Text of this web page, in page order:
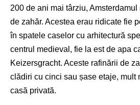
200 de ani mai târziu,
de zahăr. Acestea erau ridicate fie
în spatele caselor cu arhitectură
centrul medieval, fie la est de apa
Keizersgracht. Aceste rafinării de
clădiri cu cinci sau șase etaje, mult
casă privată.